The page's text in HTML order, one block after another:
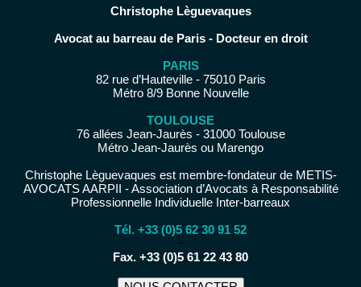
Christophe Lèguevaques
Avocat au barreau de Paris - Docteur en droit
PARIS
82 rue d’Hauteville - 75010 Paris
Métro 8/9 Bonne Nouvelle
TOULOUSE
76 allées Jean-Jaurès - 31000 Toulouse
Métro Jean-Jaurès ou Marengo
Christophe Lèguevaques est membre-fondateur de METIS-
AVOCATS AARPII - Association d’Avocats à Responsabilité
Professionnelle Individuelle Inter-barreaux
Tél. +33 (0)5 62 30 91 52
−
Fax. +33 (0)5 61 22 43 80